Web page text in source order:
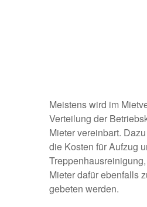
Meistens wird im
Verteilung der
Mieter vereinbart.
die Kosten für Aufzug
Treppenhausreinigung
Mieter dafür ebenfalls
gebeten werden.